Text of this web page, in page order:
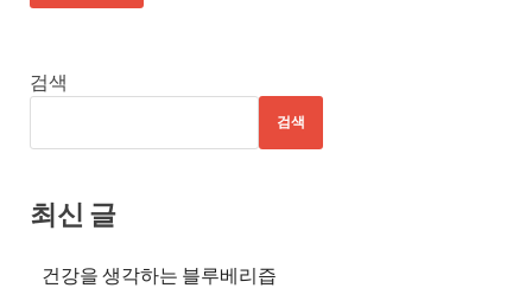
검색
검색
최신 글
건강을 생각하는 블루베리즙